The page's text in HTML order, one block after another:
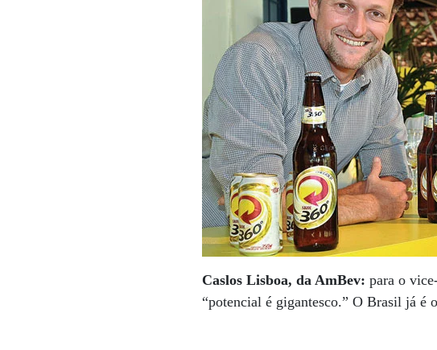
Caslos Lisboa, da AmBev:para o
“potencial é gigantesco.” O Brasil já é